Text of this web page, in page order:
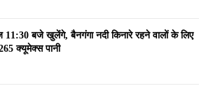
बजे खुलेंगे, बैनगंगा नदी किनारे रहने वालों के लिए
क्यूमेक्स पानी